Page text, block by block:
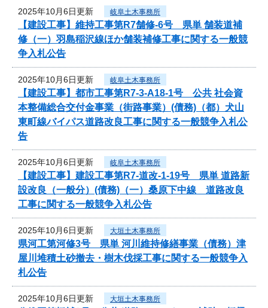
2025年10月6日更新 岐阜土木事務所
【建設工事】維持工事第R7舗修-6号 県単 舗装道補
修（一）羽島稲沢線ほか舗装補修工事に関する一般競
争入札公告
2025年10月6日更新 岐阜土木事務所
【建設工事】都市工事第R7-3-A18-1号 公共 社会資
本整備総合交付金事業（街路事業）(債務)（都）犬山
東町線バイパス道路改良工事に関する一般競争入札公
告
2025年10月6日更新 岐阜土木事務所
【建設工事】建設工事第R7-道改-1-19号 県単 道路新
設改良（一般分）(債務)（一）桑原下中線 道路改良
工事に関する一般競争入札公告
2025年10月6日更新 大垣土木事務所
県河工第河修3号 県単 河川維持修繕事業（債務）津
屋川堆積土砂撤去・樹木伐採工事に関する一般競争入
札公告
2025年10月6日更新 大垣土木事務所